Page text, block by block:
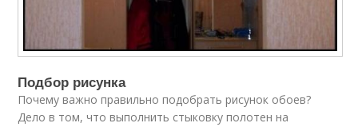
Подбор рисунка
Почему важно правильно подобрать рисунок обоев?
Дело в том, что выполнить стыковку полотен на